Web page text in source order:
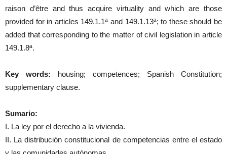
raison d’être and thus acquire virtuality and which are those
provided for in articles 149.1.1ª and 149.1.13ª; to these should be
added that corresponding to the matter of civil legislation in article
149.1.8ª.
Key words: housing; competences; Spanish Constitution;
supplementary clause.
Sumario:
I. La ley por el derecho a la vivienda.
II. La distribución constitucional de competencias entre el estado